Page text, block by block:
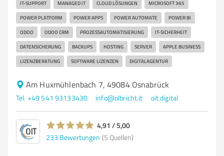
IT-SUPPORT MANAGED IT CLOUD LÖSUNGEN MICROSOFT 365
POWER PLATFORM POWER APPS POWER AUTOMATE POWER BI
ODOO ODOO CRM PROZESSAUTOMATISIERUNG IT-SICHERHEIT
DATENSICHERUNG BACKUPS HOSTING SERVER APPLE BUSINESS
LIZENZBERATUNG SOFTWARE LIZENZEN DIGITALAGENTUR
Am Huxmühlenbach 7, 49084 Osnabrück
Tel. +49 541 93133430 info@olbricht.it oit.digital
4,91 / 5,00
233 Bewertungen (5 Quellen)